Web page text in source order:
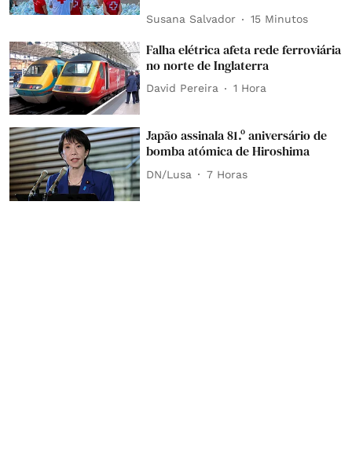
Susana Salvador 15 Minutos
Falha elétrica afeta rede ferroviária
no norte de Inglaterra
David Pereira 1 Hora
Japão assinala 81.º aniversário de
bomba atómica de Hiroshima
DN/Lusa 7 Horas